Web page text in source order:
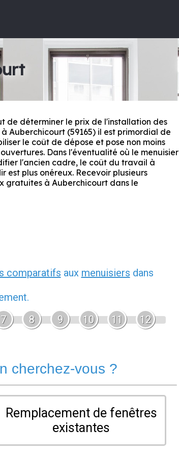
de déterminer le prix de l'installation des
Auberchicourt (59165) il est primordial de
le coût de dépose et pose non moins
Dans l'éventualité où le menuisier
l'ancien cadre, le coût du travail à
est plus onéreux. Recevoir plusieurs
gratuites à Auberchicourt dans le
comparatifs aux menuisiers dans
7 8 9 10 11 12
cherchez-vous ?
Remplacement de fenêtres
existantes